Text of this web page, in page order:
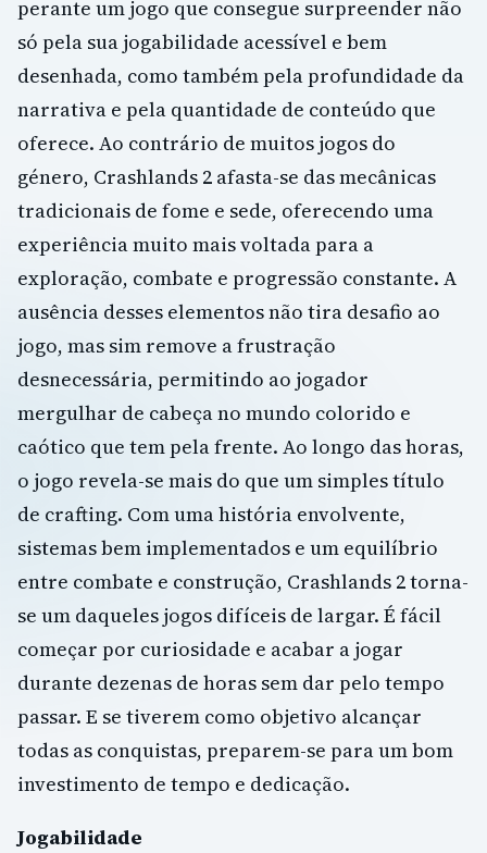
perante um jogo que consegue surpreender não
só pela sua jogabilidade acessível e bem
desenhada, como também pela profundidade da
narrativa e pela quantidade de conteúdo que
oferece. Ao contrário de muitos jogos do
género, Crashlands 2 afasta-se das mecânicas
tradicionais de fome e sede, oferecendo uma
experiência muito mais voltada para a
exploração, combate e progressão constante. A
ausência desses elementos não tira desafio ao
jogo, mas sim remove a frustração
desnecessária, permitindo ao jogador
mergulhar de cabeça no mundo colorido e
caótico que tem pela frente. Ao longo das horas,
o jogo revela-se mais do que um simples título
de crafting. Com uma história envolvente,
sistemas bem implementados e um equilíbrio
entre combate e construção, Crashlands 2 torna-
se um daqueles jogos difíceis de largar. É fácil
começar por curiosidade e acabar a jogar
durante dezenas de horas sem dar pelo tempo
passar. E se tiverem como objetivo alcançar
todas as conquistas, preparem-se para um bom
investimento de tempo e dedicação.
Jogabilidade